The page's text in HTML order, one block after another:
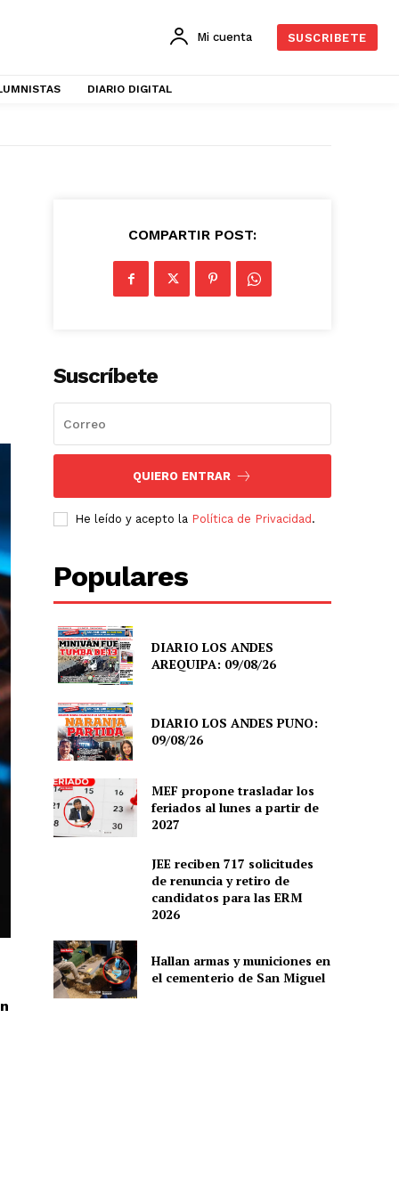
Mi cuenta SUSCRIBETE
DIARIO DIGITAL
COMPARTIR POST:
Suscríbete
QUIERO ENTRAR
He leído y acepto la Política de Privacidad .
Populares
DIARIO LOS ANDES
AREQUIPA: 09/08/26
DIARIO LOS ANDES PUNO:
09/08/26
MEF propone trasladar los
feriados al lunes a partir de
2027
JEE reciben 717 solicitudes
de renuncia y retiro de
candidatos para las ERM
2026
Hallan armas y municiones en
el cementerio de San Miguel